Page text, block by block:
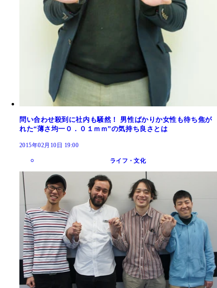
問い合わせ殺到に社内も騒然！ 男性ばかりか女性も待ち焦が
れた“薄さ均一０．０１ｍｍ”の気持ち良さとは
2015年02月10日 19:00
ライフ・文化